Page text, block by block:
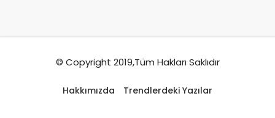
© Copyright 2019,Tüm Hakları Saklıdır
Hakkımızda Trendlerdeki Yazılar